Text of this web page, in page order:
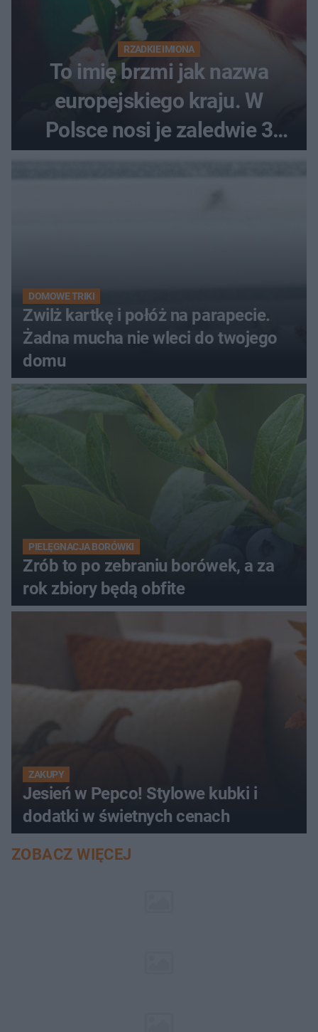
RZADKIE IMIONA
To imię brzmi jak nazwa
europejskiego kraju. W
Polsce nosi je zaledwie 3
DOMOWE TRIKI
Zwilż kartkę i połóż na parapecie.
Żadna mucha nie wleci do twojego
domu
PIELĘGNACJA BORÓWKI
Zrób to po zebraniu borówek, a za
rok zbiory będą obfite
ZAKUPY
Jesień w Pepco! Stylowe kubki i
dodatki w świetnych cenach
ZOBACZ WIĘCEJ